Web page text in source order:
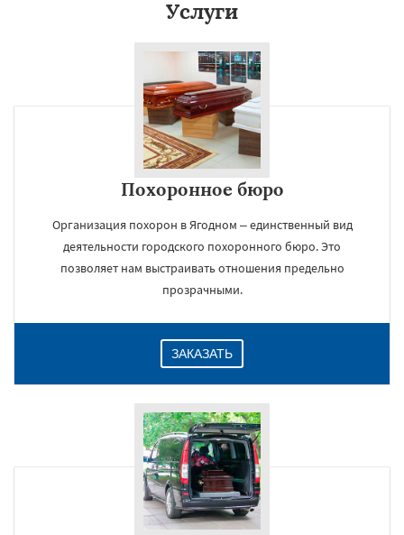
Услуги
Похоронное бюро
Организация похорон в Ягодном – единственный вид
деятельности городского похоронного бюро. Это
позволяет нам выстраивать отношения предельно
прозрачными.
ЗАКАЗАТЬ